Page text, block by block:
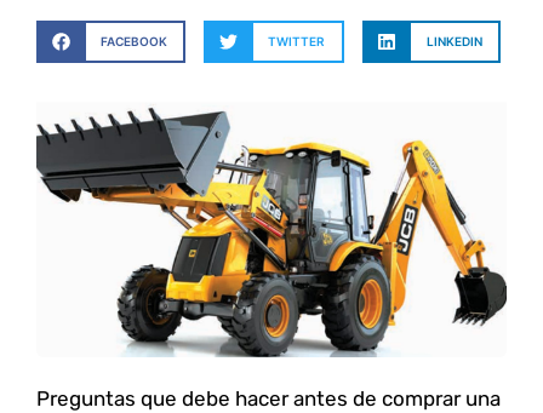
FACEBOOK TWITTER LINKEDIN
Preguntas que debe hacer antes de comprar una